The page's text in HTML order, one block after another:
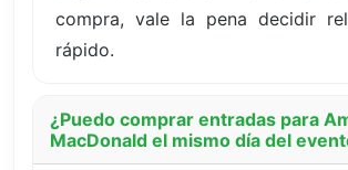
compra, vale la pena decidir
rápido.
¿Puedo comprar entradas para
MacDonald el mismo día del